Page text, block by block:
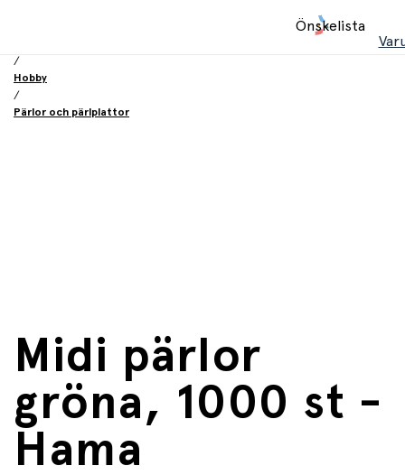
Önskelista
/
Hobby
/
Pärlor och pärlplattor
Midi pärlor
gröna, 1000 st -
Hama